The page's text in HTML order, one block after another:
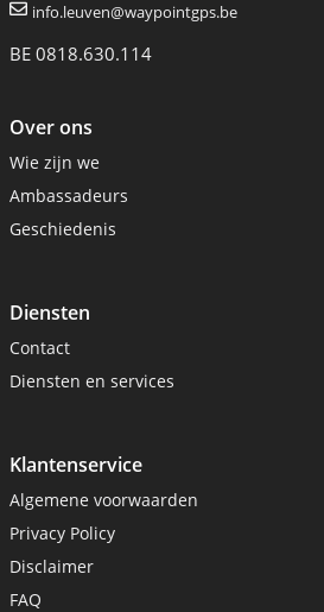
info.leuven@waypointgps.be
BE 0818.630.114
Over ons
Wie zijn we
Ambassadeurs
Geschiedenis
Diensten
Contact
Diensten en services
Klantenservice
Algemene voorwaarden
Privacy Policy
Disclaimer
FAQ